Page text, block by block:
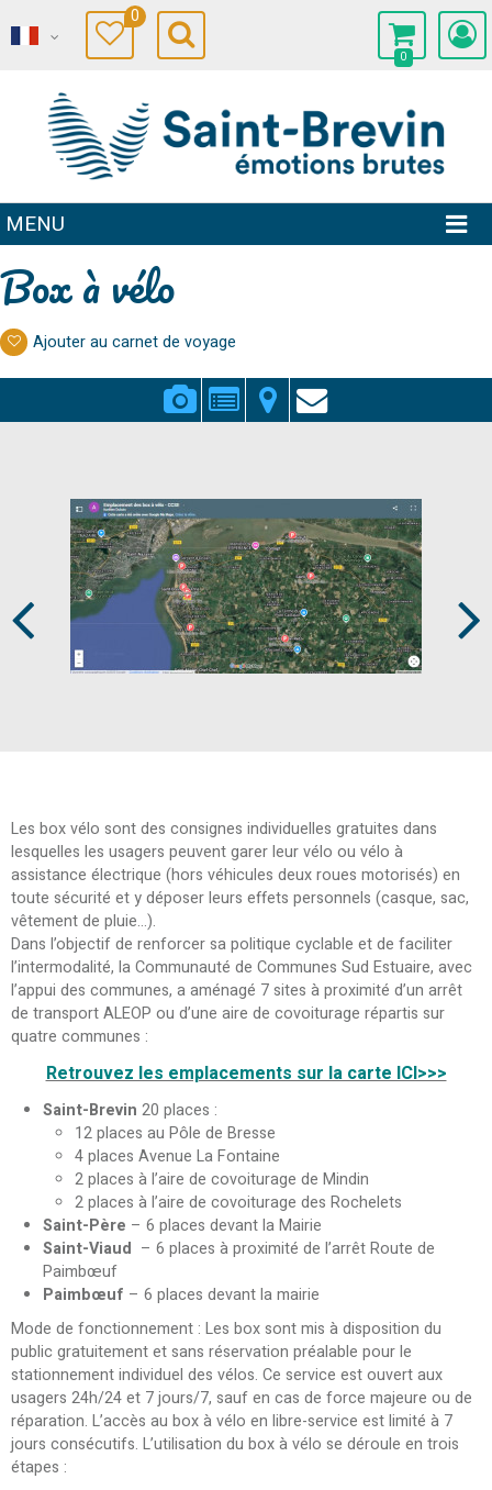
0
0
MENU
Box à vélo
Ajouter au carnet de voyage
Les box vélo sont des consignes individuelles gratuites dans
lesquelles les usagers peuvent garer leur vélo ou vélo à
assistance électrique (hors véhicules deux roues motorisés) en
toute sécurité et y déposer leurs effets personnels (casque, sac,
vêtement de pluie…).
Dans l’objectif de renforcer sa politique cyclable et de faciliter
l’intermodalité, la Communauté de Communes Sud Estuaire, avec
l’appui des communes, a aménagé 7 sites à proximité d’un arrêt
de transport ALEOP ou d’une aire de covoiturage répartis sur
quatre communes :
Retrouvez les emplacements sur la carte ICI>>>
Saint-Brevin 20 places :
12 places au Pôle de Bresse
4 places Avenue La Fontaine
2 places à l’aire de covoiturage de Mindin
2 places à l’aire de covoiturage des Rochelets
Saint-Père – 6 places devant la Mairie
Saint-Viaud – 6 places à proximité de l’arrêt Route de
Paimbœuf
Paimbœuf – 6 places devant la mairie
Mode de fonctionnement : Les box sont mis à disposition du
public gratuitement et sans réservation préalable pour le
stationnement individuel des vélos. Ce service est ouvert aux
usagers 24h/24 et 7 jours/7, sauf en cas de force majeure ou de
réparation. L’accès au box à vélo en libre-service est limité à 7
jours consécutifs. L’utilisation du box à vélo se déroule en trois
étapes :